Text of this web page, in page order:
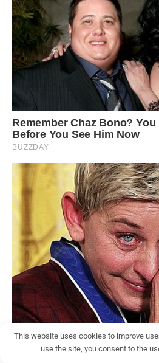
This website uses cookies to improve
use the site, you consent to the